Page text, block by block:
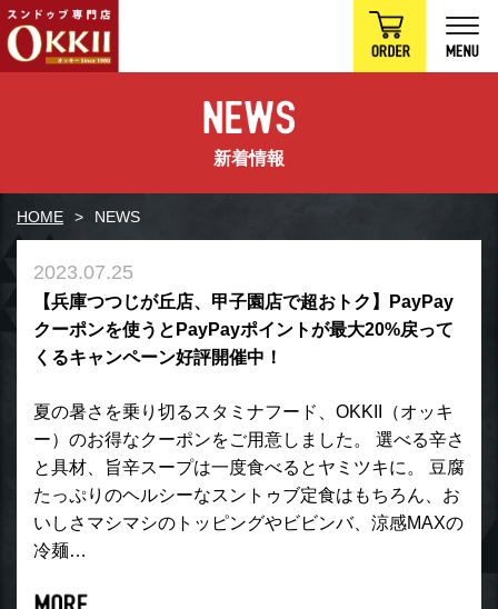
新着情報
HOME NEWS
2023.07.25
【兵庫つつじが丘店、甲子園店で超おトク】PayPay
クーポンを使うとPayPayポイントが最大20%戻って
くるキャンペーン好評開催中！
夏の暑さを乗り切るスタミナフード、OKKII（オッキ
ー）のお得なクーポンをご用意しました。 選べる辛さ
と具材、旨辛スープは一度食べるとヤミツキに。 豆腐
たっぷりのヘルシーなスントゥブ定食はもちろん、お
いしさマシマシのトッピングやビビンバ、涼感MAXの
冷麺…